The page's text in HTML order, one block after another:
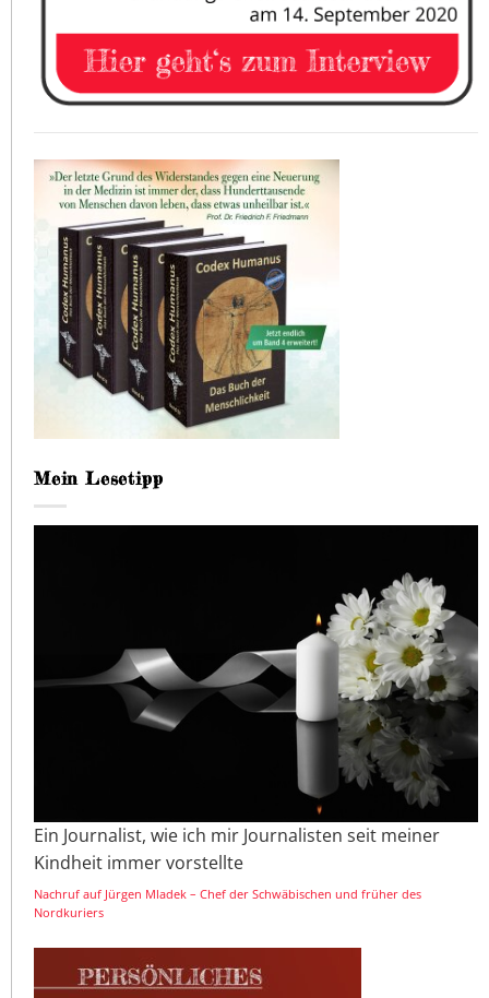
Mein Lesetipp
Ein Journalist, wie ich mir Journalisten seit meiner
Kindheit immer vorstellte
Nachruf auf Jürgen Mladek – Chef der Schwäbischen und früher des
Nordkuriers